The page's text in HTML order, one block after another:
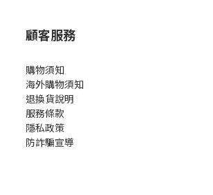
顧客服務
購物須知
海外購物須知
退換貨說明
服務條款
隱私政策
防詐騙宣導